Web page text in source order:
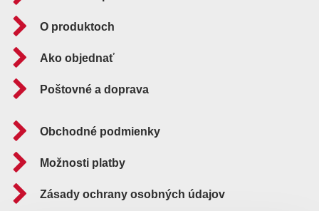
O produktoch
Ako objednať
Poštovné a doprava
Obchodné podmienky
Možnosti platby
Zásady ochrany osobných údajov